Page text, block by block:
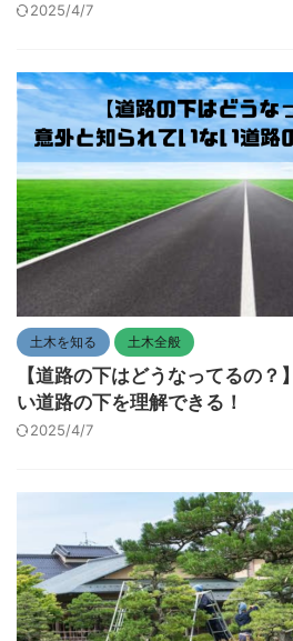
2025/4/7
土木を知る 土木全般
【道路の下はどうなってるの
い道路の下を理解できる！
2025/4/7